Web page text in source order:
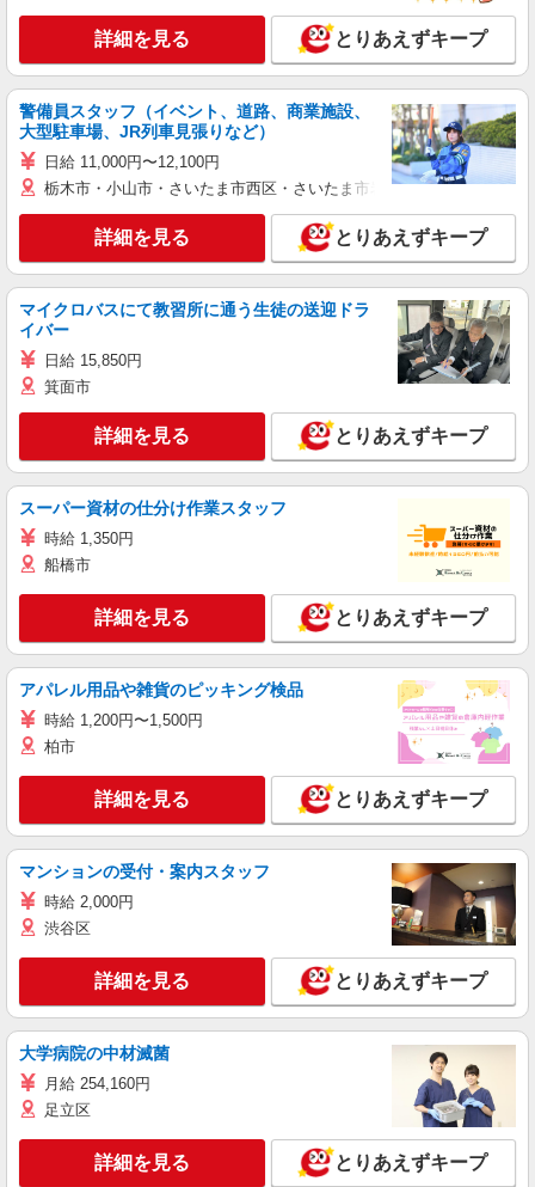
詳細を見る とりあえずキープ
警備員スタッフ（イベント、道路、商業施設、
大型駐車場、JR列車見張りなど）
日給 11,000円〜12,100円
栃木市・小山市・さいたま市西区・さいたま市岩槻区・久喜市・蓮田
詳細を見る とりあえずキープ
マイクロバスにて教習所に通う生徒の送迎ドラ
イバー
日給 15,850円
箕面市
詳細を見る とりあえずキープ
スーパー資材の仕分け作業スタッフ
時給 1,350円
船橋市
詳細を見る とりあえずキープ
アパレル用品や雑貨のピッキング検品
時給 1,200円〜1,500円
柏市
詳細を見る とりあえずキープ
マンションの受付・案内スタッフ
時給 2,000円
渋谷区
詳細を見る とりあえずキープ
大学病院の中材滅菌
月給 254,160円
足立区
詳細を見る とりあえずキープ